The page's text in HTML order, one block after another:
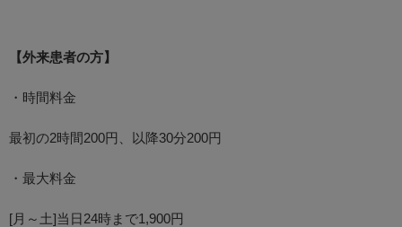
【外来患者の方】
・時間料金
最初の2時間200円、以降30分200円
・最大料金
[月～土]当日24時まで1,900円